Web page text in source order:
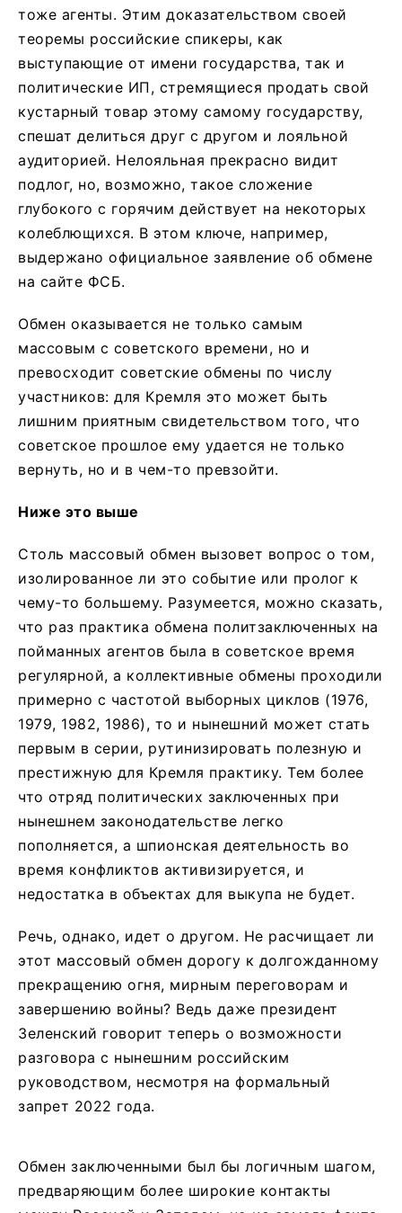
тоже агенты. Этим доказательством своей
теоремы российские спикеры, как
выступающие от имени государства, так и
политические ИП, стремящиеся продать свой
кустарный товар этому самому государству,
спешат делиться друг с другом и лояльной
аудиторией. Нелояльная прекрасно видит
подлог, но, возможно, такое сложение
глубокого с горячим действует на некоторых
колеблющихся. В этом ключе, например,
выдержано официальное заявление об обмене
на сайте ФСБ.
Обмен оказывается не только самым
массовым с советского времени, но и
превосходит советские обмены по числу
участников: для Кремля это может быть
лишним приятным свидетельством того, что
советское прошлое ему удается не только
вернуть, но и в чем-то превзойти.
Ниже это выше
Столь массовый обмен вызовет вопрос о том,
изолированное ли это событие или пролог к
чему-то большему. Разумеется, можно сказать,
что раз практика обмена политзаключенных на
пойманных агентов была в советское время
регулярной, а коллективные обмены проходили
примерно с частотой выборных циклов (1976,
1979, 1982, 1986), то и нынешний может стать
первым в серии, рутинизировать полезную и
престижную для Кремля практику. Тем более
что отряд политических заключенных при
нынешнем законодательстве легко
пополняется, а шпионская деятельность во
время конфликтов активизируется, и
недостатка в объектах для выкупа не будет.
Речь, однако, идет о другом. Не расчищает ли
этот массовый обмен дорогу к долгожданному
прекращению огня, мирным переговорам и
завершению войны? Ведь даже президент
Зеленский говорит теперь о возможности
разговора с нынешним российским
руководством, несмотря на формальный
запрет 2022 года.
Обмен заключенными был бы логичным шагом,
предваряющим более широкие контакты